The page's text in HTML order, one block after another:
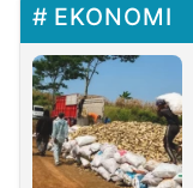
EKONOMI